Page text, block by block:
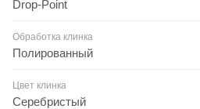
Drop-Point
Обработка клинка
Полированный
Цвет клинка
Серебристый